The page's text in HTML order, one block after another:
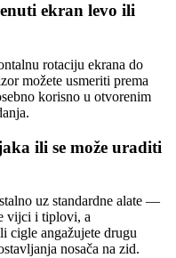
ekran levo ili
rotaciju ekrana do
možete usmeriti prema
korisno u otvorenim
ili se može uraditi
uz standardne alate —
vijci i tiplovi, a
cigle angažujete drugu
nosača na zid.